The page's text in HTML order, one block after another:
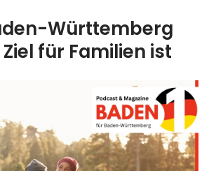
Württemberg
für Familien ist